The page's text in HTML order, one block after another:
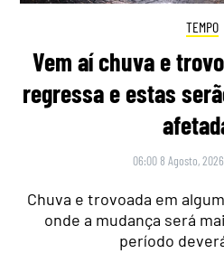
TEMPO
Vem aí chuva e
regressa e estas
06:00 8 Agosto, 2026
Chuva e trovoada em
onde a mudança será
período